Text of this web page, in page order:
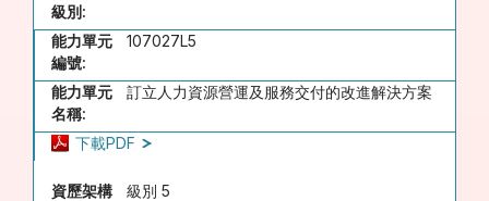
級別:
能力單元
編號:
107027L5
能力單元
名稱:
訂立人力資源營運及服務交付的改進解決方案
下載PDF
資歷架構
級別 5